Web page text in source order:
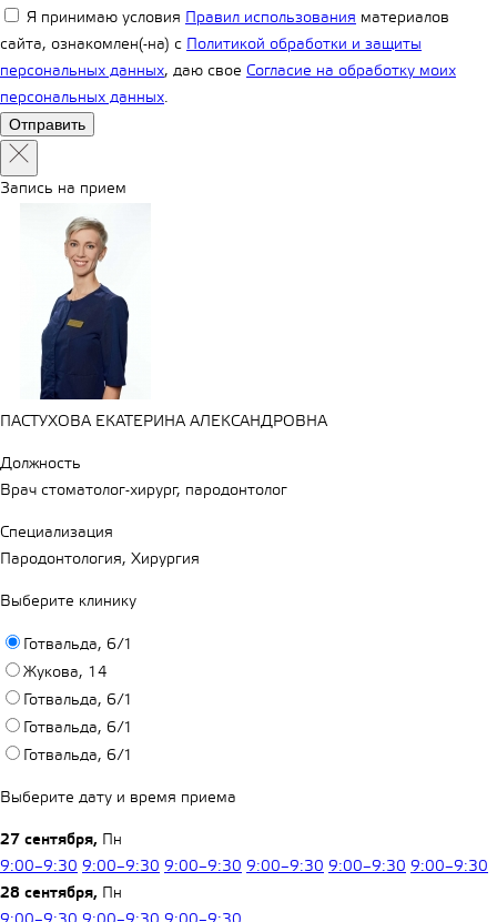
Я принимаю условия Правил использования материалов
сайта, ознакомлен(-на) с Политикой обработки и защиты
персональных данных, даю свое Согласие на обработку моих
персональных данных.
Запись на прием
ПАСТУХОВА ЕКАТЕРИНА АЛЕКСАНДРОВНА
Должность
Врач стоматолог-хирург, пародонтолог
Специализация
Пародонтология, Хирургия
Выберите клинику
Готвальда, 6/1
Жукова, 14
Готвальда, 6/1
Готвальда, 6/1
Готвальда, 6/1
Выберите дату и время приема
27 сентября, Пн
9:00–9:30 9:00–9:30 9:00–9:30 9:00–9:30 9:00–9:30 9:00–9:30
28 сентября, Пн